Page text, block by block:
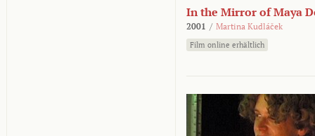
In the Mirror of Maya
2001 / Martina Kudláček
Film online erhältlich